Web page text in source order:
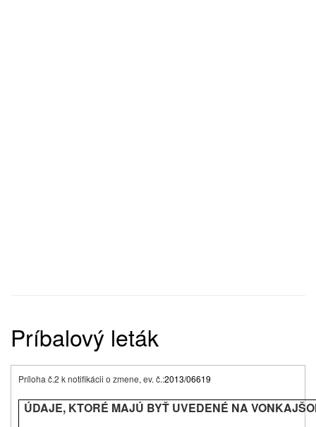
Príbalový leták
Príloha č.2 k notifikácii o zmene, ev. č.:2013/06619
ÚDAJE, KTORÉ MAJÚ BYŤ UVEDENÉ NA